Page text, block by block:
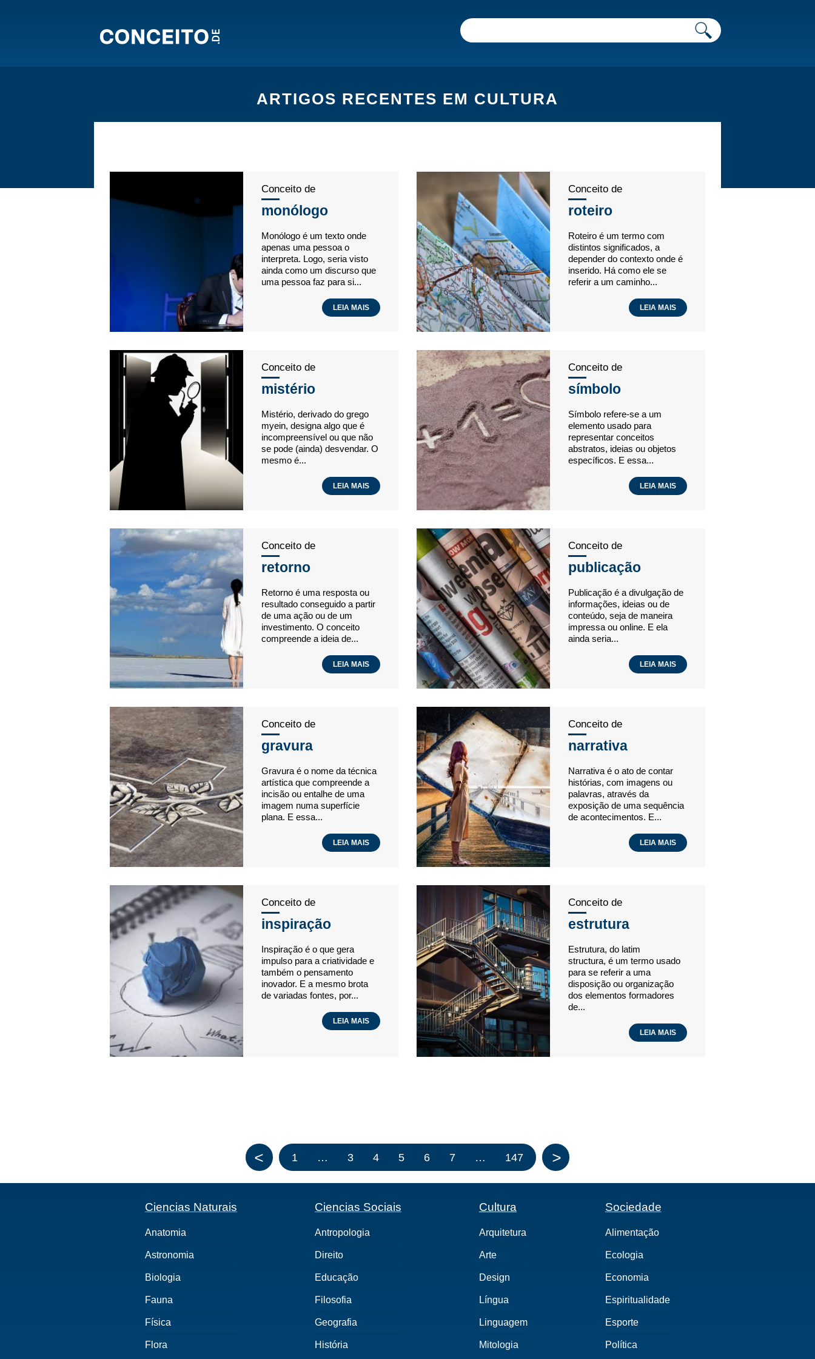
ARTIGOS RECENTES EM CULTURA
Conceito de
monólogo
Monólogo é um texto onde
apenas uma pessoa o
interpreta. Logo, seria visto
ainda como um discurso que
uma pessoa faz para si...
LEIA MAIS
Conceito de
roteiro
Roteiro é um termo com
distintos significados, a
depender do contexto onde é
inserido. Há como ele se
referir a um caminho...
LEIA MAIS
Conceito de
mistério
Mistério, derivado do grego
myein, designa algo que é
incompreensível ou que não
se pode (ainda) desvendar. O
mesmo é...
LEIA MAIS
Conceito de
símbolo
Símbolo refere-se a um
elemento usado para
representar conceitos
abstratos, ideias ou objetos
específicos. E essa...
LEIA MAIS
Conceito de
retorno
Retorno é uma resposta ou
resultado conseguido a partir
de uma ação ou de um
investimento. O conceito
compreende a ideia de...
LEIA MAIS
Conceito de
publicação
Publicação é a divulgação de
informações, ideias ou de
conteúdo, seja de maneira
impressa ou online. E ela
ainda seria...
LEIA MAIS
Conceito de
gravura
Gravura é o nome da técnica
artística que compreende a
incisão ou entalhe de uma
imagem numa superfície
plana. E essa...
LEIA MAIS
Conceito de
narrativa
Narrativa é o ato de contar
histórias, com imagens ou
palavras, através da
exposição de uma sequência
de acontecimentos. E...
LEIA MAIS
Conceito de
inspiração
Inspiração é o que gera
impulso para a criatividade e
também o pensamento
inovador. E a mesmo brota
de variadas fontes, por...
LEIA MAIS
Conceito de
estrutura
Estrutura, do latim
structura, é um termo usado
para se referir a uma
disposição ou organização
dos elementos formadores
de...
LEIA MAIS
< 1 … 3 4 5 6 7 … 147 >
Ciencias Naturais
Anatomia
Astronomia
Biologia
Fauna
Física
Flora
Ciencias Sociais
Antropologia
Direito
Educação
Filosofia
Geografia
História
Cultura
Arquitetura
Arte
Design
Língua
Linguagem
Mitologia
Sociedade
Alimentação
Ecologia
Economia
Espiritualidade
Esporte
Política